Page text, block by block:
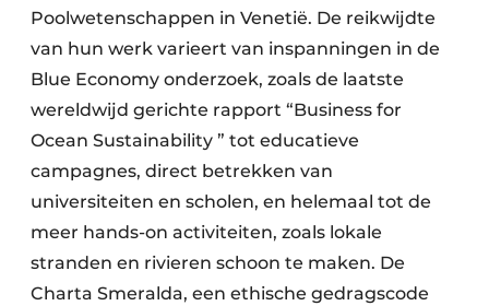
Poolwetenschappen in Venetië. De reikwijdte
van hun werk varieert van inspanningen in de
Blue Economy onderzoek, zoals de laatste
wereldwijd gerichte rapport “Business for
Ocean Sustainability ” tot educatieve
campagnes, direct betrekken van
universiteiten en scholen, en helemaal tot de
meer hands-on activiteiten, zoals lokale
stranden en rivieren schoon te maken. De
Charta Smeralda, een ethische gedragscode